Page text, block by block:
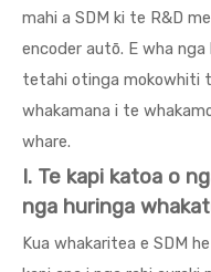
mahi a SDM ki te R&D
encoder autō. E wha
tetahi otinga mokowhiti
whakamana i te
whare.
I. Te kapi katoa o
nga huringa
Kua whakaritea e SDM